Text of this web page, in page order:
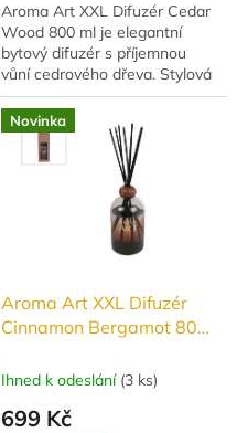
Aroma Art XXL Difuzér Cedar
Wood 800 ml je elegantní
bytový difuzér s příjemnou
vůní cedrového dřeva. Stylová
lahvička z tmavého skla a
dlouhá výdrž vůně z něj činí
ideální...
Novinka
Aroma Art XXL Difuzér
Cinnamon Bergamot 800
Ihned k odeslání (3 ks)
699 Kč